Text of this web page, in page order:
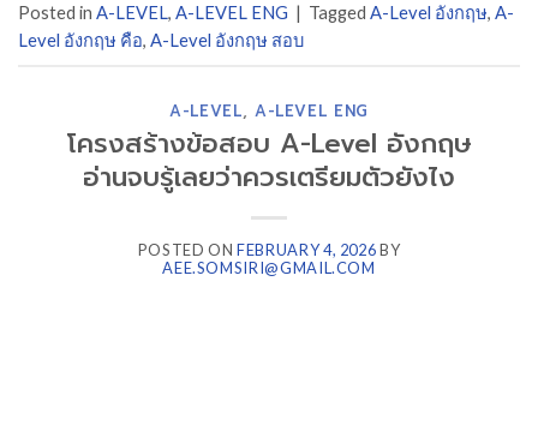
Posted in A-LEVEL, A-LEVEL ENG | Tagged A-Level อังกฤษ, A-
Level อังกฤษ คือ, A-Level อังกฤษ สอบ
A-LEVEL, A-LEVEL ENG
โครงสร้างข้อสอบ A-Level อังกฤษ
อ่านจบรู้เลยว่าควรเตรียมตัวยังไง
POSTED ONFEBRUARY 4, 2026BY
AEE.SOMSIRI@GMAIL.COM